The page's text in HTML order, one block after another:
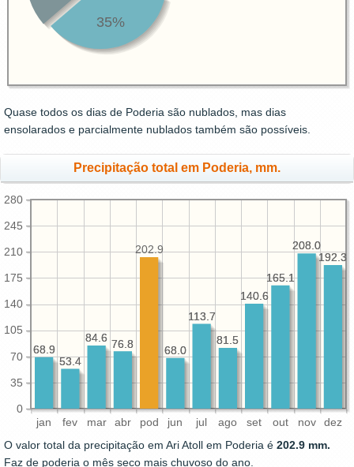
35%
Quase todos os dias de Poderia são nublados, mas dias
ensolarados e parcialmente nublados também são possíveis.
Precipitação total em Poderia, mm.
jan fev mar abr pod jun jul ago set out nov dez
0
35
70
105
140
175
210
245
280
192.3
208.0
165.1
140.6
81.5
113.7
68.0
76.8
84.6
53.4
68.9
192.3
208.0
165.1
140.6
81.5
113.7
68.0
202.9
76.8
84.6
53.4
68.9
O valor total da precipitação em Ari Atoll em Poderia é 202.9 mm.
Faz de poderia o mês seco mais chuvoso do ano.